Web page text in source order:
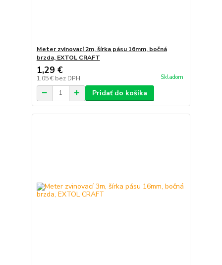
Meter zvinovací 2m, šírka pásu 16mm, bočná
brzda, EXTOL CRAFT
1,29 €
1,05 € bez DPH Skladom
Pridať do košíka